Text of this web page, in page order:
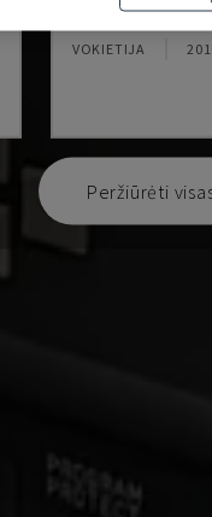
DMG -
VOKIETIJA
Peržiūrėti